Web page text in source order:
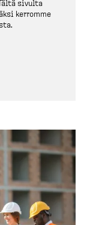
sivulta
kerromme